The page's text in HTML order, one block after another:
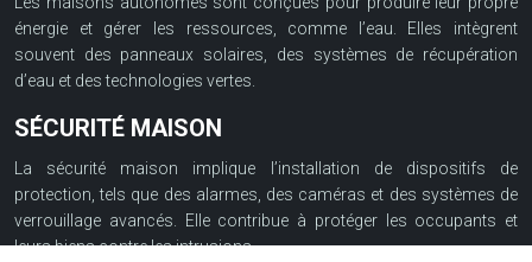
énergie et gérer les ressources, comme l’eau. Elles intègrent
souvent des panneaux solaires, des systèmes de récupération
d’eau et des technologies vertes.
SÉCURITÉ MAISON
La sécurité maison implique l’installation de dispositifs de
protection, tels que des alarmes, des caméras et des systèmes de
verrouillage avancés. Elle contribue à protéger les occupants et
leurs biens contre les intrusions.